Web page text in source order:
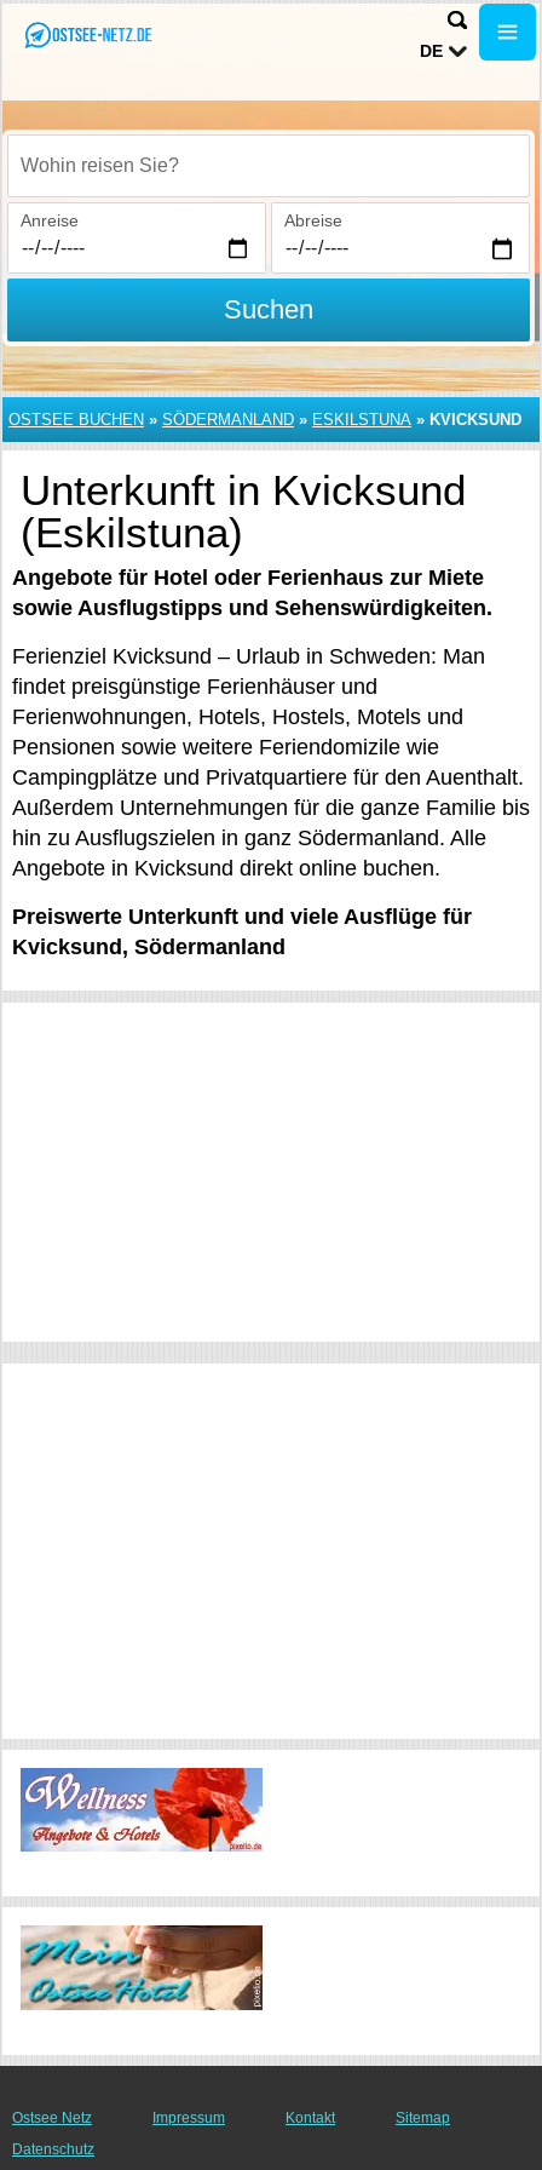
DE
Wohin reisen Sie?
Anreise Abreise
Suchen
OSTSEE BUCHEN » SÖDERMANLAND » ESKILSTUNA » KVICKSUND
Unterkunft in Kvicksund
(Eskilstuna)
Angebote für Hotel oder Ferienhaus zur Miete
sowie Ausflugstipps und Sehenswürdigkeiten.
Ferienziel Kvicksund – Urlaub in Schweden: Man
findet preisgünstige Ferienhäuser und
Ferienwohnungen, Hotels, Hostels, Motels und
Pensionen sowie weitere Feriendomizile wie
Campingplätze und Privatquartiere für den Auenthalt.
Außerdem Unternehmungen für die ganze Familie bis
hin zu Ausflugszielen in ganz Södermanland. Alle
Angebote in Kvicksund direkt online buchen.
Preiswerte Unterkunft und viele Ausflüge für
Kvicksund, Södermanland
Ostsee Netz Impressum Kontakt
Sitemap
Datenschutz